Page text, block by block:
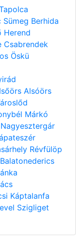
Sümeg Berhida
Herend
Csabrendek
Öskü
Alsóörs
Márkó
Nagyesztergár
Révfülöp
Balatonederics
Káptalanfa
Szigliget